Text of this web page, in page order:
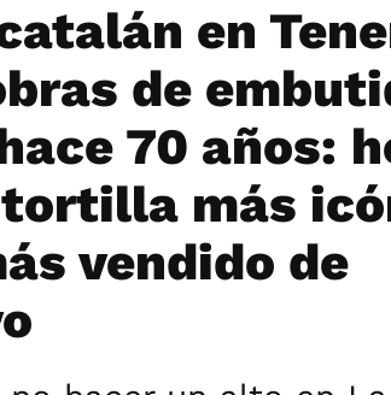
en
de
70 años:
más
vendido de